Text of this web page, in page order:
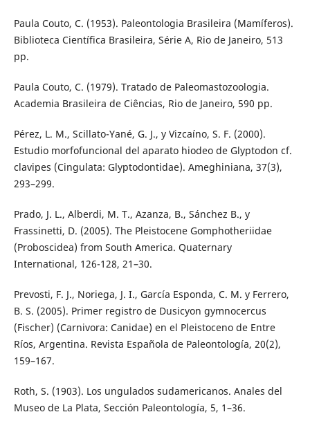
Paula Couto, C. (1953). Paleontologia Brasileira (Mamíferos).
Biblioteca Científica Brasileira, Série A, Rio de Janeiro, 513
pp.
Paula Couto, C. (1979). Tratado de Paleomastozoologia.
Academia Brasileira de Ciências, Rio de Janeiro, 590 pp.
Pérez, L. M., Scillato-Yané, G. J., y Vizcaíno, S. F. (2000).
Estudio morfofuncional del aparato hiodeo de Glyptodon cf.
clavipes (Cingulata: Glyptodontidae). Ameghiniana, 37(3),
293–299.
Prado, J. L., Alberdi, M. T., Azanza, B., Sánchez B., y
Frassinetti, D. (2005). The Pleistocene Gomphotheriidae
(Proboscidea) from South America. Quaternary
International, 126-128, 21–30.
Prevosti, F. J., Noriega, J. I., García Esponda, C. M. y Ferrero,
B. S. (2005). Primer registro de Dusicyon gymnocercus
(Fischer) (Carnivora: Canidae) en el Pleistoceno de Entre
Ríos, Argentina. Revista Española de Paleontología, 20(2),
159–167.
Roth, S. (1903). Los ungulados sudamericanos. Anales del
Museo de La Plata, Sección Paleontología, 5, 1–36.